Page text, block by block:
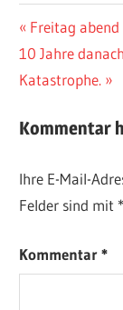
Vorheriger
Beitrag:
Freitag
Nächster
Beitrag:
10 Jahre
Katastrophe.
Kommentar
Ihre E-Mail-
Felder sind mit *
Kommentar*